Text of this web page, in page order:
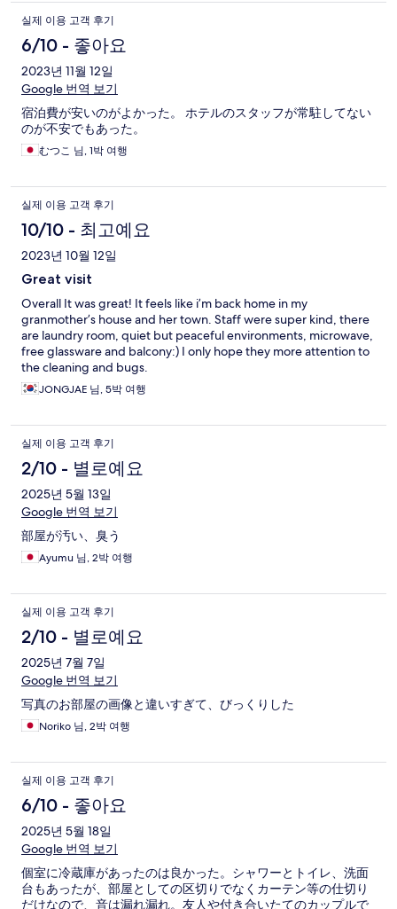
실제 이용 고객 후기
6/10 - 좋아요
2023년 11월 12일
Google 번역 보기
宿泊費が安いのがよかった。 ホテルのスタッフが常駐してない
のが不安でもあった。
むつこ 님, 1박 여행
실제 이용 고객 후기
10/10 - 최고예요
2023년 10월 12일
Great visit
Overall It was great! It feels like i’m back home in my
granmother’s house and her town. Staff were super kind, there
are laundry room, quiet but peaceful environments, microwave,
free glassware and balcony:) I only hope they more attention to
the cleaning and bugs.
JONGJAE 님, 5박 여행
실제 이용 고객 후기
2/10 - 별로예요
2025년 5월 13일
Google 번역 보기
部屋が汚い、臭う
Ayumu 님, 2박 여행
실제 이용 고객 후기
2/10 - 별로예요
2025년 7월 7일
Google 번역 보기
写真のお部屋の画像と違いすぎて、びっくりした
Noriko 님, 2박 여행
실제 이용 고객 후기
6/10 - 좋아요
2025년 5월 18일
Google 번역 보기
個室に冷蔵庫があったのは良かった。シャワーとトイレ、洗面
台もあったが、部屋としての区切りでなくカーテン等の仕切り
だけなので、音は漏れ漏れ。友人や付き合いたてのカップルで